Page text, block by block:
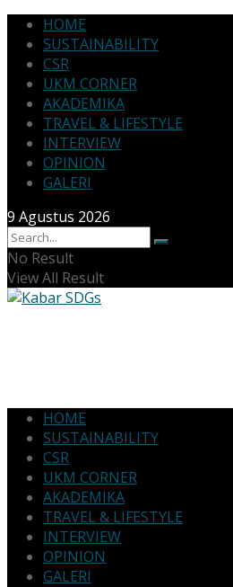
HOME
SUSTAINABILITY
CSR
UKM CORNER
AKADEMIKA
TRAVEL & LIFESTYLE
INTERVIEW
OPINION
GALERI
9 Agustus 2026
No Result
View All Result
HOME
SUSTAINABILITY
CSR
UKM CORNER
AKADEMIKA
TRAVEL & LIFESTYLE
INTERVIEW
OPINION
GALERI